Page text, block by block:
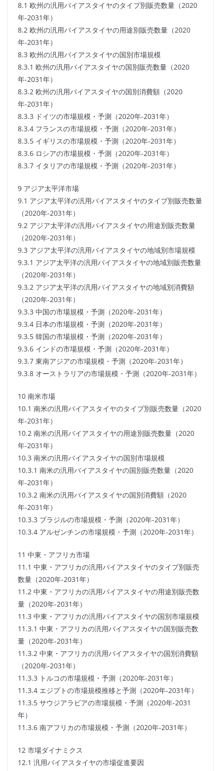
8.1 欧州の汎用バイアスタイヤのタイプ別販売数量（2020
年-2031年）
8.2 欧州の汎用バイアスタイヤの用途別販売数量（2020
年-2031年）
8.3 欧州の汎用バイアスタイヤの国別市場規模
8.3.1 欧州の汎用バイアスタイヤの国別販売数量（2020
年-2031年）
8.3.2 欧州の汎用バイアスタイヤの国別消費額（2020
年-2031年）
8.3.3 ドイツの市場規模・予測（2020年-2031年）
8.3.4 フランスの市場規模・予測（2020年-2031年）
8.3.5 イギリスの市場規模・予測（2020年-2031年）
8.3.6 ロシアの市場規模・予測（2020年-2031年）
8.3.7 イタリアの市場規模・予測（2020年-2031年）
9 アジア太平洋市場
9.1 アジア太平洋の汎用バイアスタイヤのタイプ別販売数量
（2020年-2031年）
9.2 アジア太平洋の汎用バイアスタイヤの用途別販売数量
（2020年-2031年）
9.3 アジア太平洋の汎用バイアスタイヤの地域別市場規模
9.3.1 アジア太平洋の汎用バイアスタイヤの地域別販売数量
（2020年-2031年）
9.3.2 アジア太平洋の汎用バイアスタイヤの地域別消費額
（2020年-2031年）
9.3.3 中国の市場規模・予測（2020年-2031年）
9.3.4 日本の市場規模・予測（2020年-2031年）
9.3.5 韓国の市場規模・予測（2020年-2031年）
9.3.6 インドの市場規模・予測（2020年-2031年）
9.3.7 東南アジアの市場規模・予測（2020年-2031年）
9.3.8 オーストラリアの市場規模・予測（2020年-2031年）
10 南米市場
10.1 南米の汎用バイアスタイヤのタイプ別販売数量（2020
年-2031年）
10.2 南米の汎用バイアスタイヤの用途別販売数量（2020
年-2031年）
10.3 南米の汎用バイアスタイヤの国別市場規模
10.3.1 南米の汎用バイアスタイヤの国別販売数量（2020
年-2031年）
10.3.2 南米の汎用バイアスタイヤの国別消費額（2020
年-2031年）
10.3.3 ブラジルの市場規模・予測（2020年-2031年）
10.3.4 アルゼンチンの市場規模・予測（2020年-2031年）
11 中東・アフリカ市場
11.1 中東・アフリカの汎用バイアスタイヤのタイプ別販売
数量（2020年-2031年）
11.2 中東・アフリカの汎用バイアスタイヤの用途別販売数
量（2020年-2031年）
11.3 中東・アフリカの汎用バイアスタイヤの国別市場規模
11.3.1 中東・アフリカの汎用バイアスタイヤの国別販売数
量（2020年-2031年）
11.3.2 中東・アフリカの汎用バイアスタイヤの国別消費額
（2020年-2031年）
11.3.3 トルコの市場規模・予測（2020年-2031年）
11.3.4 エジプトの市場規模推移と予測（2020年-2031年）
11.3.5 サウジアラビアの市場規模・予測（2020年-2031
年）
11.3.6 南アフリカの市場規模・予測（2020年-2031年）
12 市場ダイナミクス
12.1 汎用バイアスタイヤの市場促進要因